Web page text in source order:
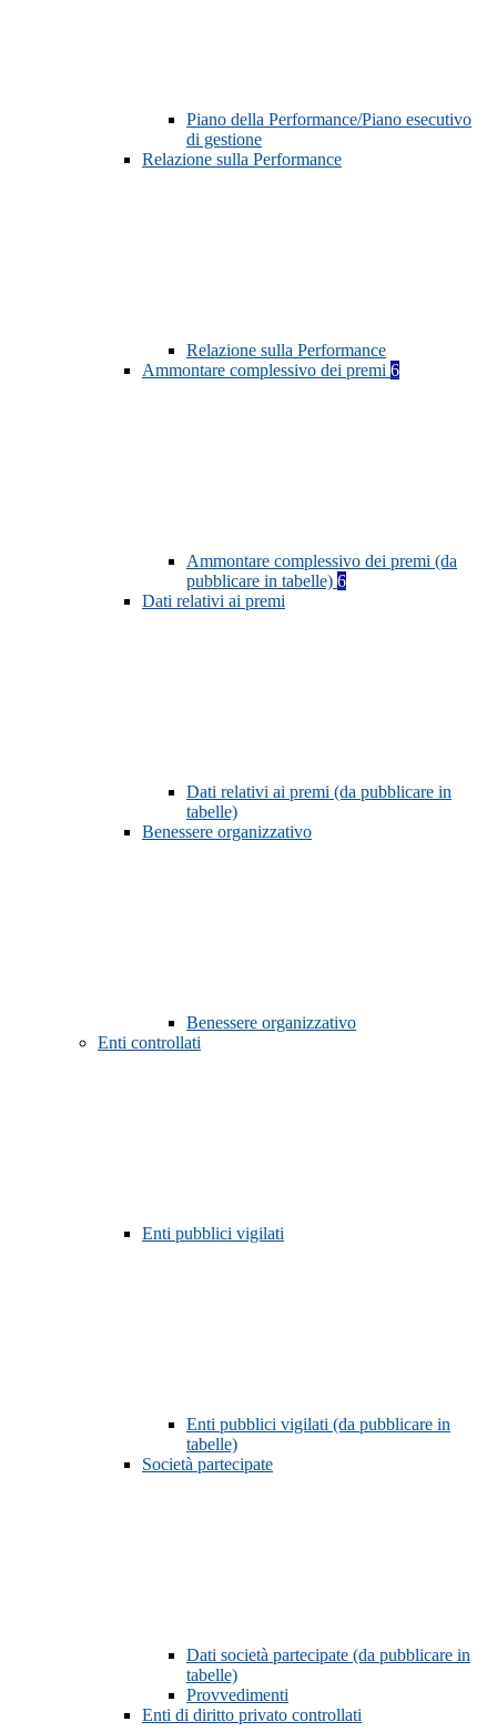
Piano della Performance/Piano esecutivo
di gestione
Relazione sulla Performance
Relazione sulla Performance
Ammontare complessivo dei premi 6
Ammontare complessivo dei premi (da
pubblicare in tabelle) 6
Dati relativi ai premi
Dati relativi ai premi (da pubblicare in
tabelle)
Benessere organizzativo
Benessere organizzativo
Enti controllati
Enti pubblici vigilati
Enti pubblici vigilati (da pubblicare in
tabelle)
Società partecipate
Dati società partecipate (da pubblicare in
tabelle)
Provvedimenti
Enti di diritto privato controllati